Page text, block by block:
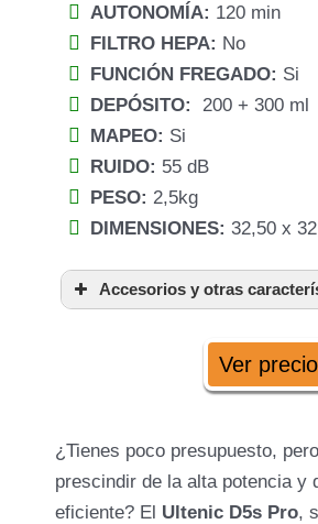
AUTONOMÍA: 120 min
FILTRO HEPA: No
FUNCIÓN FREGADO: Si
DEPÓSITO:
200 + 300 ml
MAPEO: Si
RUIDO: 55 dB
PESO: 2,5kg
DIMENSIONES: 32,50 x
Accesorios y otras
Ver precio
¿Tienes poco presupuesto,
prescindir de la alta potencia y
eficiente? El Ultenic D5s Pro,